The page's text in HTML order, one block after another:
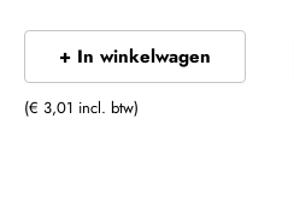
+ In winkelwagen
(€ 3,01 incl. btw)